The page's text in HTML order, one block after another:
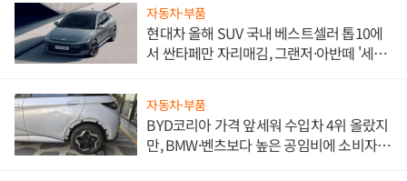
자동차·부품
현대차 올해 SUV 국내 베스트셀러 톱10에
서 싼타페만 자리매김, 그랜저·아반떼 '세단
자동차·부품
BYD코리아 가격 앞세워 수입차 4위 올랐지
만, BMW·벤츠보다 높은 공임비에 소비자